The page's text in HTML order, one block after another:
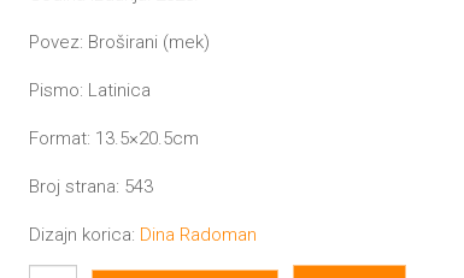
Povez: Broširani (mek)
Pismo: Latinica
Format: 13.5×20.5cm
Broj strana: 543
Dizajn korica: Dina Radoman